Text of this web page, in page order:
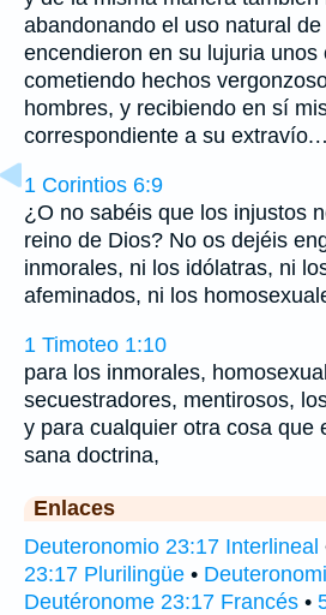
abandonando el uso natural
encendieron en su lujuria unos
cometiendo hechos
hombres, y recibiendo en sí
correspondiente a su
1 Corintios 6:9
¿O no sabéis que los injustos
reino de Dios? No os dejéis
inmorales, ni los idólatras, ni
afeminados, ni los
1 Timoteo 1:10
para los inmorales,
secuestradores, mentirosos,
y para cualquier otra cosa que
sana doctrina,
Enlaces
Deuteronomio 23:17 Interlineal
23:17 Plurilingüe •
Deutéronome 23:17 Francés •